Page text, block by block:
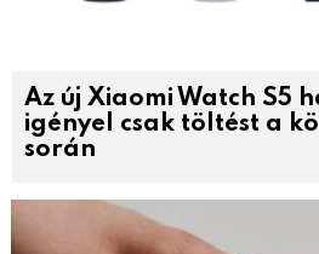
Az új Xiaomi Watch S5
igényel csak töltést a
során